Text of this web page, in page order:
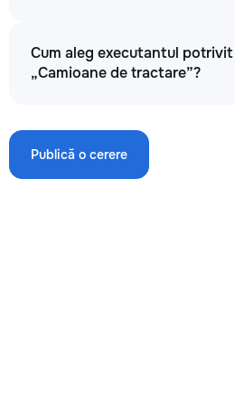
Cum aleg executantul
„Camioane de tractare”?
Publică o cerere